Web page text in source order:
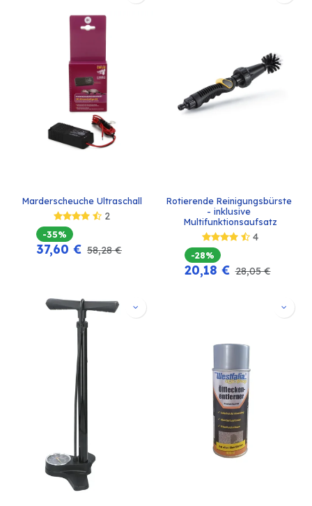
Marderscheuche Ultraschall
2
-35%
37,60 € 58,28€
Rotierende Reinigungsbürste
- inklusive
Multifunktionsaufsatz
4
-28%
20,18 € 28,05€